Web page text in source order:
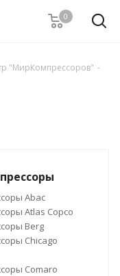
0
"МирКомпрессоров" -
Abac
Atlas Copco
Berg
Chicago
Comaro